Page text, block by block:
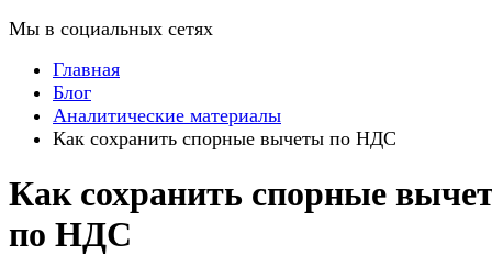
Мы в социальных сетях
Главная
Блог
Аналитические материалы
Как сохранить спорные вычеты по НДС
Как сохранить спорные
по НДС